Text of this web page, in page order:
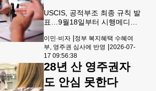
사례가 늘어날 것으로 예상된
다. 월스트리트저널(WSJ)에
따르면 트럼프 행정부는 해외
미국 영사관을 통해 영주권을
신청하는 외국인에게 10만 달
러의 보증금을 요구하는 방안
을 검토 중이다. 신청자 본인뿐
아니라 가족이나 후원인이 대
신 보
USCIS, 공적부조 최종 규칙 발
표…9월18일부터 시행메디케
혜택 심사 대상에 포함영주권
신청서 I-485 개정도 예고…기
존 양식 접수안돼 도널드 트럼
프 행정부가 바이든 행정부의
2022년 공적 부조(Public
Charge) 규정을 폐기하고, 메
이민·비자 |정부 복지혜택 수혜여
부, 영주권 심사에 반영 |2026-07-
17 09:56:38
28년 산 영주권자
도 안심 못한다